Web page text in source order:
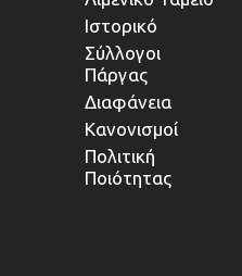
Ιστορικό
Σύλλογοι
Πάργας
Διαφάνεια
Κανονισμοί
Πολιτική
Ποιότητας